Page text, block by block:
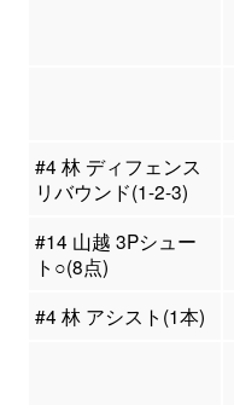
#4 林 ディフェンス
リバウンド(1-2-3)
#14 山越 3Pシュー
ト○(8点)
#4 林 アシスト(1本)